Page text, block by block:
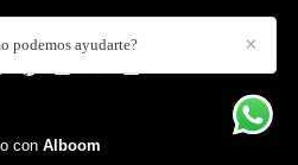
✕
podemos ayudarte?
con Alboom